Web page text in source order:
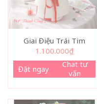
Giai Điệu Trái Tim
1.100.000₫
Đặt ngay
Chat tư
vấn